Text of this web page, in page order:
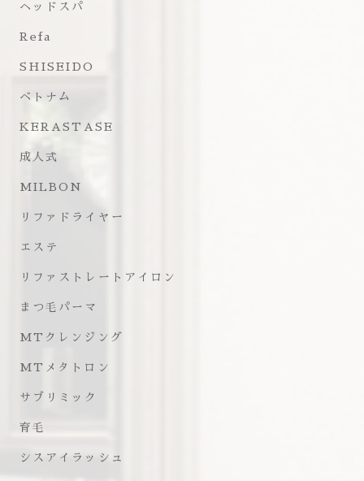
ヘッドスパ
Refa
SHISEIDO
ベトナム
KERASTASE
成人式
MILBON
リファドライヤー
エステ
リファストレートアイロン
まつ毛パーマ
MTクレンジング
MTメタトロン
サブリミック
育毛
シスアイラッシュ